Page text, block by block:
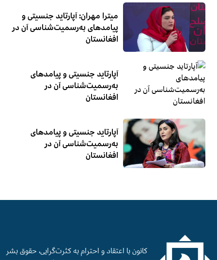
میترا مهران: آپارتاید جنسیتی و
پیامدهای به‌رسمیت‌شناسی آن در
افغانستان
آپارتاید جنسیتی و پیامدهای
به‌رسمیت‌شناسی آن در
افغانستان
آپارتاید جنسیتی و پیامدهای
به‌رسمیت‌شناسی آن در
افغانستان
کانون با اعتقاد و احترام به کثرت‌گرایی، حقوق بشر